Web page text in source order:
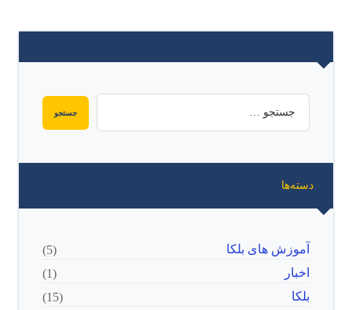
دسته‌ها
آموزش های بلکا
(5)
اخبار
(1)
بلکا
(15)